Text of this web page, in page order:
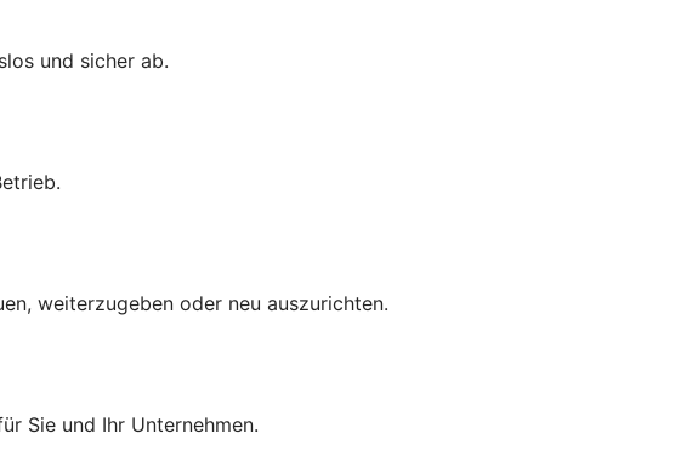
und sicher ab.
weiterzugeben oder neu auszurichten.
Sie und Ihr Unternehmen.